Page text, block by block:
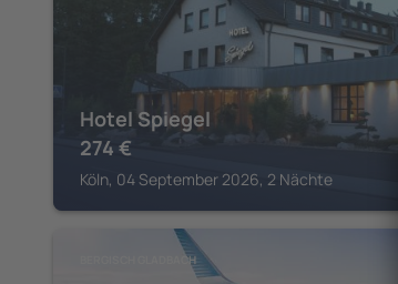
Hotel Spiegel
274 €
Köln, 04 September 2026, 2 Nächte
BERGISCH GLADBACH